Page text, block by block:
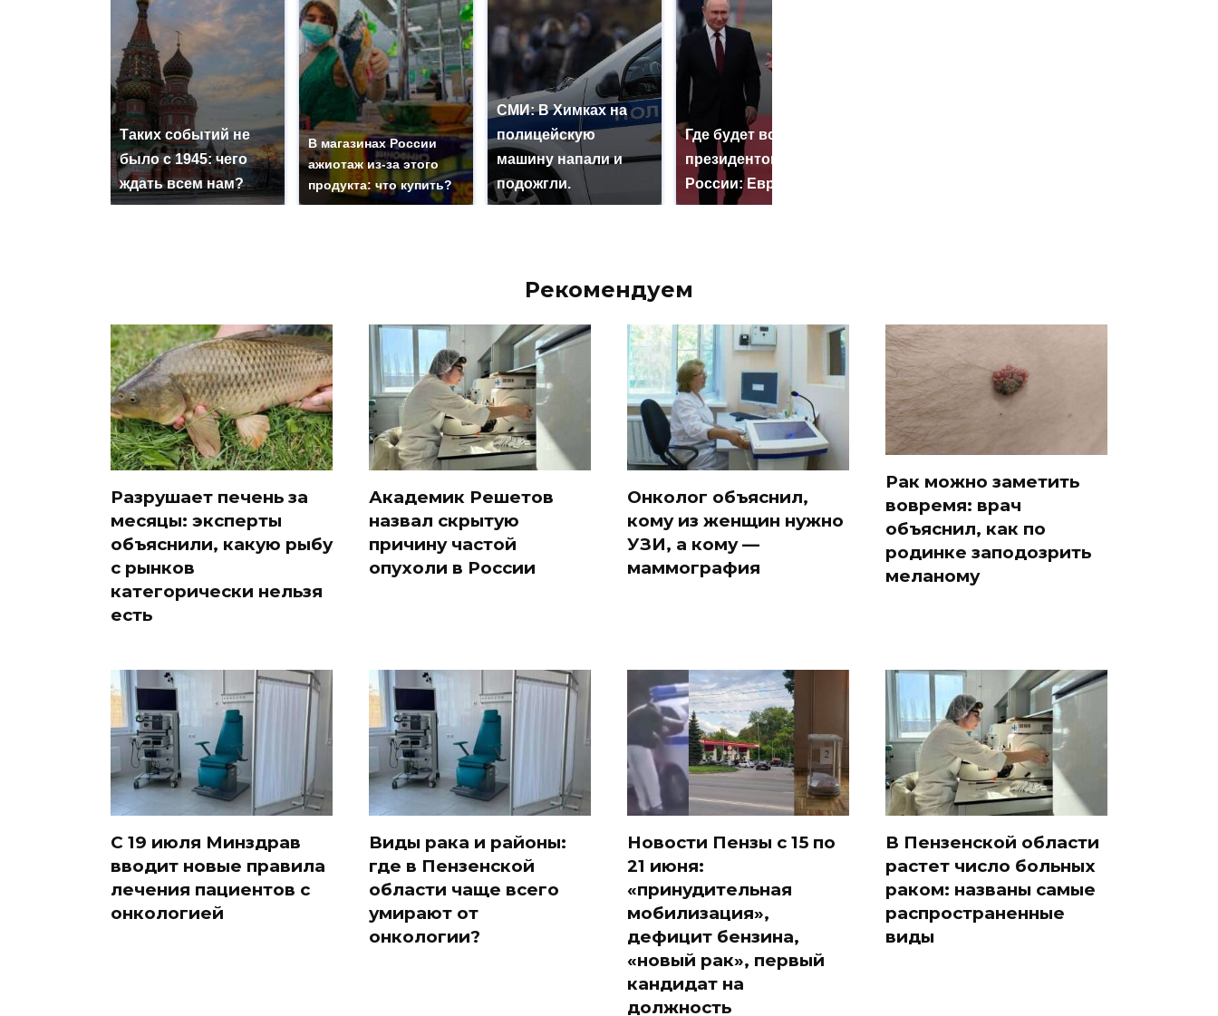
Таких событий не
было с 1945: чего
ждать всем нам?
В магазинах России
ажиотаж из-за этого
продукта: что купить?
СМИ: В Химках на
полицейскую
машину напали и
подожгли.
Где будет встреча
президентов США и
России: Европа?
Рекомендуем
Разрушает печень за
месяцы: эксперты
объяснили, какую рыбу
с рынков
категорически нельзя
есть
Академик Решетов
назвал скрытую
причину частой
опухоли в России
Онколог объяснил,
кому из женщин нужно
УЗИ, а кому —
маммография
Рак можно заметить
вовремя: врач
объяснил, как по
родинке заподозрить
меланому
С 19 июля Минздрав
вводит новые правила
лечения пациентов с
онкологией
Виды рака и районы:
где в Пензенской
области чаще всего
умирают от
онкологии?
Новости Пензы с 15 по
21 июня:
«принудительная
мобилизация»,
дефицит бензина,
«новый рак», первый
кандидат на
должность
В Пензенской области
растет число больных
раком: названы самые
распространенные
виды